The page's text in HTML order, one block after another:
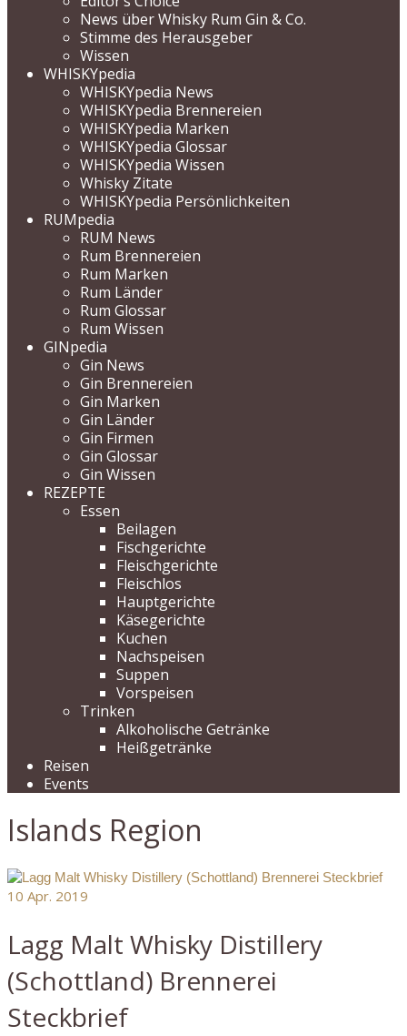
News über Whisky Rum Gin & Co.
Stimme des Herausgeber
Wissen
WHISKYpedia
WHISKYpedia News
WHISKYpedia Brennereien
WHISKYpedia Marken
WHISKYpedia Glossar
WHISKYpedia Wissen
Whisky Zitate
WHISKYpedia Persönlichkeiten
RUMpedia
RUM News
Rum Brennereien
Rum Marken
Rum Länder
Rum Glossar
Rum Wissen
GINpedia
Gin News
Gin Brennereien
Gin Marken
Gin Länder
Gin Firmen
Gin Glossar
Gin Wissen
REZEPTE
Essen
Beilagen
Fischgerichte
Fleischgerichte
Fleischlos
Hauptgerichte
Käsegerichte
Kuchen
Nachspeisen
Suppen
Vorspeisen
Trinken
Alkoholische Getränke
Heißgetränke
Reisen
Events
Islands Region
10 Apr. 2019
Lagg Malt Whisky Distillery
(Schottland) Brennerei
Steckbrief